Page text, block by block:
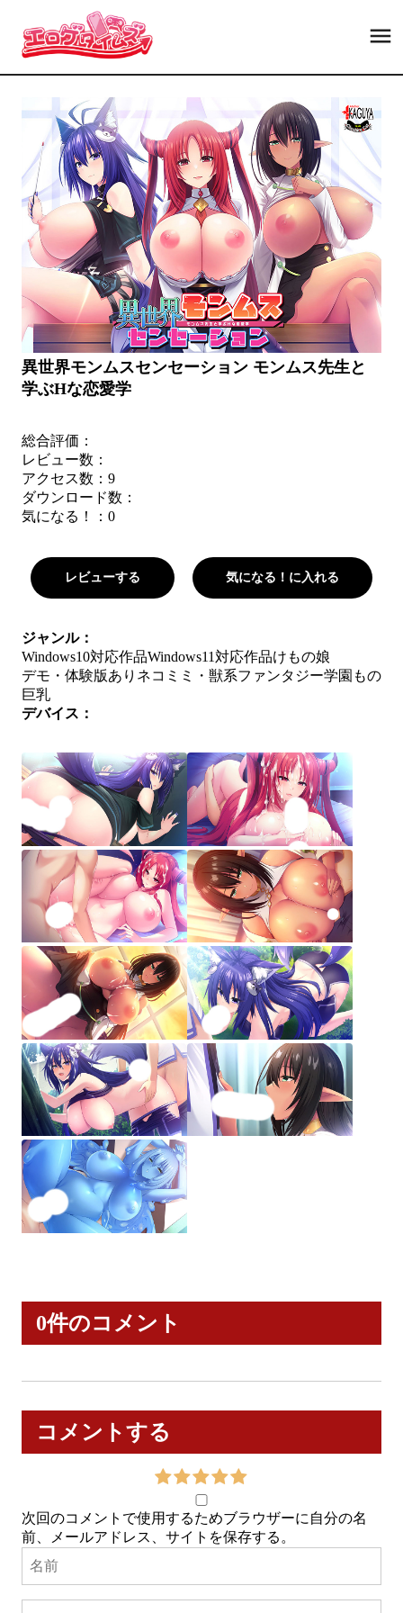
異世界モンムスセンセーション モンムス先生と
学ぶHな恋愛学
総合評価：
レビュー数：
アクセス数：9
ダウンロード数：
気になる！： 0
レビューする 気になる！に入れる
ジャンル：
Windows10対応作品Windows11対応作品けもの娘
デモ・体験版あり ネコミミ・獣系ファンタジー学園もの
巨乳
デバイス：
0件のコメント
コメントする
次回のコメントで使用するためブラウザーに自分の名
前、メールアドレス、サイトを保存する。